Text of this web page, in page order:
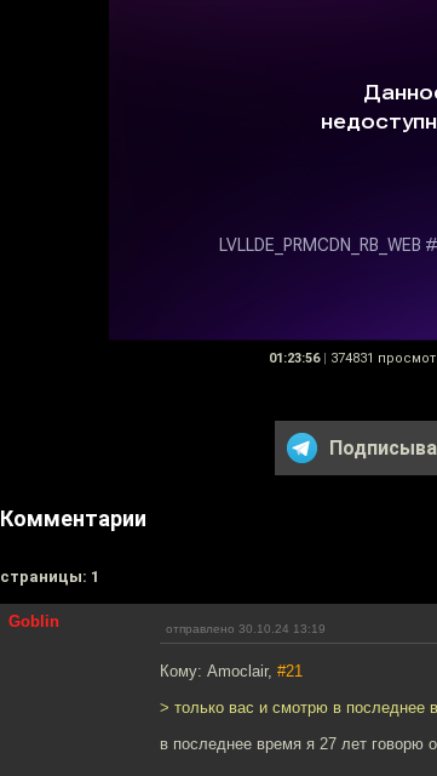
01:23:56 | 374831
Комментарии
cтраницы: 1
Goblin отправлено 30.10.24 13:19
Кому: Amoclair, #21
> только вас и смотрю в последнее
в последнее время я 27 лет говорю